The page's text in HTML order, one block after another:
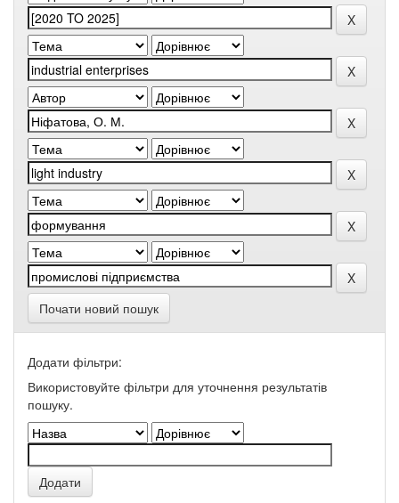
Почати новий пошук
Додати фільтри:
Використовуйте фільтри для уточнення результатів
пошуку.